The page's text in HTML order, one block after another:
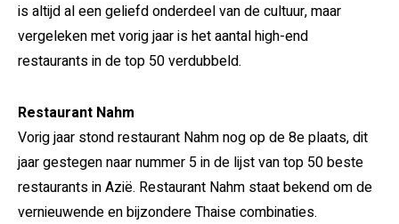
is altijd al een geliefd onderdeel van de cultuur, maar
vergeleken met vorig jaar is het aantal high-end
restaurants in de top 50 verdubbeld.
Restaurant Nahm
Vorig jaar stond restaurant Nahm nog op de 8e plaats, dit
jaar gestegen naar nummer 5 in de lijst van top 50 beste
restaurants in Azië. Restaurant Nahm staat bekend om de
vernieuwende en bijzondere Thaise combinaties.